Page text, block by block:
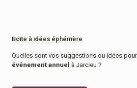
Boite à idées éphémère
Quelles sont vos suggestions ou idées pour
événement annuel à Jarcieu ?